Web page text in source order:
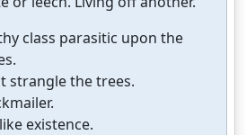
class parasitic upon the
strangle the trees.
existence.